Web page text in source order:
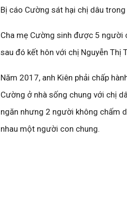
Bị cáo Cường sát hại chị dâu
Cha mẹ Cường sinh được 5 người
sau đó kết hôn với chị Nguyễn Thị
Năm 2017, anh Kiên phải chấp
Cường ở nhà sống chung với chị
ngăn nhưng 2 người không chấm
nhau một người con chung.